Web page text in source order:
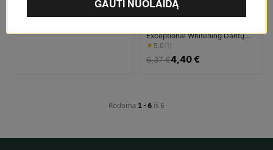
ECODENTA
Exceptional Whitening Dantų
pasta Unisex
★ 5.0(1)
6,37 €4,40 €
Rodoma 1 - 6 iš 6